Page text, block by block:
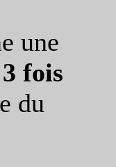
une
fois
du